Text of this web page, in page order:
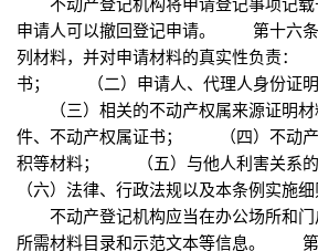
申请人可以撤回登记申请。 第十六
列材料，并对申请材料的真实性负责
书； （二）申请人、代理人身份证明
（三）相关的不动产权属来源证明材
件、不动产权属证书； （四）不动产
积等材料； （五）与他人利害关
（六）法律、行政法规以及本条例实施
不动产登记机构应当在办公场所和门
所需材料目录和示范文本等信息。